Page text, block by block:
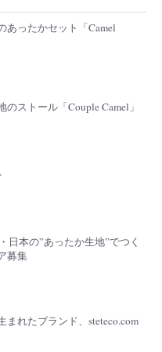
あったかセット「Camel
ストール「Couple Camel」
日本の”あったか生地”でつく
募集
まれたブランド、steteco.com